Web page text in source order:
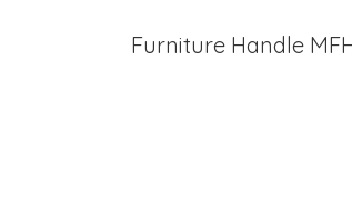
Furniture Handle